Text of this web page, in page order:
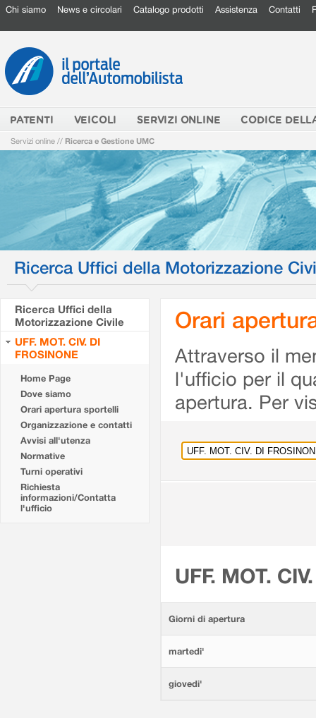
Chi siamo News e circolari Catalogo prodotti Assistenza Contatti
PATENTI VEICOLI SERVIZI ONLINE CODICE
Servizi online // Ricerca e Gestione UMC
Ricerca Uffici della Motorizzazione
Ricerca Uffici della
Motorizzazione Civile
UFF. MOT. CIV. DI
FROSINONE
Home Page
Dove siamo
Orari apertura sportelli
Organizzazione e contatti
Avvisi all'utenza
Normative
Turni operativi
Richiesta
informazioni/Contatta
l'ufficio
Orari
Attraverso il
l'ufficio per il
apertura. Per
UFF. MOT.
Giorni di apertura
martedi'
giovedi'